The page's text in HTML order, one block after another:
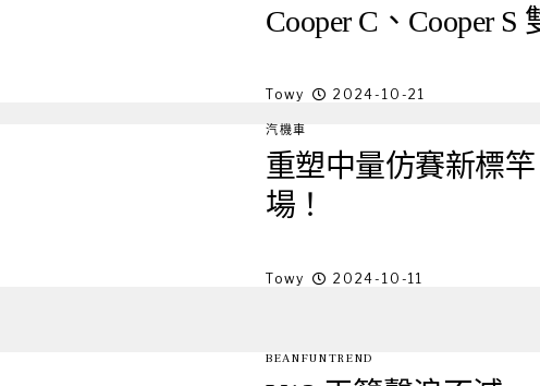
Cooper C、Cooper S
Towy 2024-10-21
汽機車
重塑中量仿賽新標竿
場！
Towy 2024-10-11
BEANFUNTREND